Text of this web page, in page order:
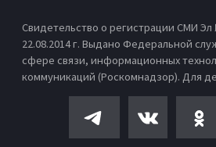
Свидетельство о регистрации СМИ
22.08.2014 г. Выдано Федеральной
сфере связи, информационных
коммуникаций (Роскомнадзор). Для